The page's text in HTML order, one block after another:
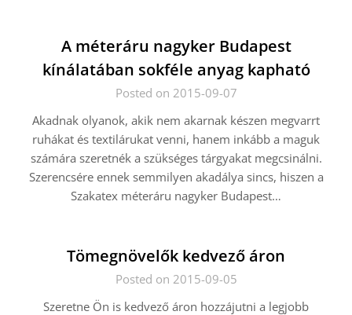
A méteráru nagyker Budapest
kínálatában sokféle anyag kapható
Posted on 2015-09-07
Akadnak olyanok, akik nem akarnak készen megvarrt
ruhákat és textilárukat venni, hanem inkább a maguk
számára szeretnék a szükséges tárgyakat megcsinálni.
Szerencsére ennek semmilyen akadálya sincs, hiszen a
Szakatex méteráru nagyker Budapest…
Tömegnövelők kedvező áron
Posted on 2015-09-05
Szeretne Ön is kedvező áron hozzájutni a legjobb